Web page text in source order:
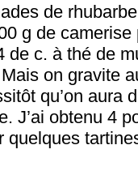
de
g de
de c. à thé de
on gravite
qu’on aura
J’ai obtenu 4
quelques